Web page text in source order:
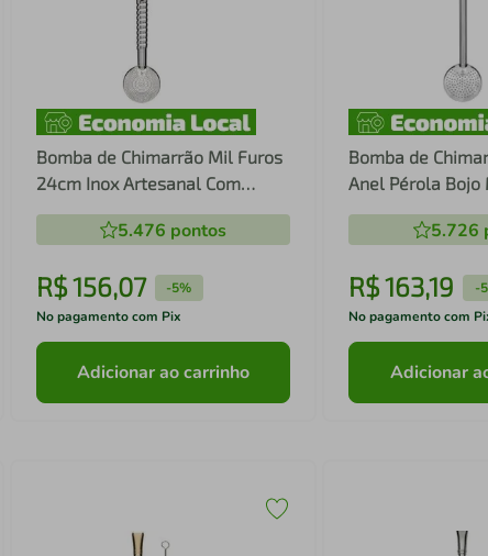
Bomba de Chimarrão Mil Furos
24cm Inox Artesanal Com
Gravação Rosca Escovinha
Bortonaggio5.476 pontos
R$156,07 -5%
No pagamento com Pix
Adicionar ao carrinho
Bomba de
Anel Pérola Bojo
Removível Erva
5.726
R$163,19 -
No pagamento com
Adicionar